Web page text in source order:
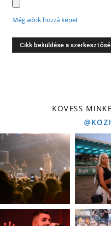
Még adok hozzá képet
KÖVESS